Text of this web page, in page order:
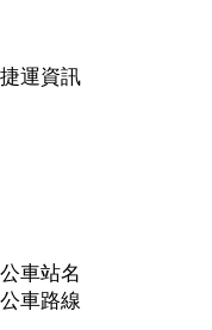
捷運資訊
公車站名
公車路線